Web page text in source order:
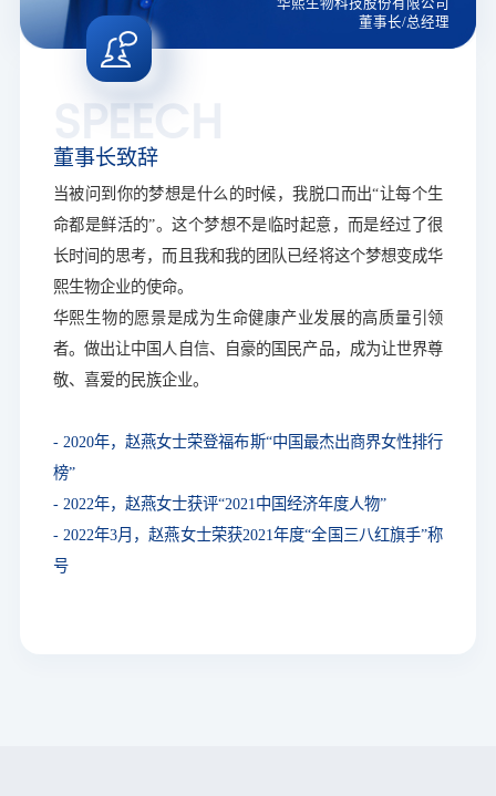
华熙生物科技股份有限公司
董事长/总经理
SPEECH
董事长致辞
当被问到你的梦想是什么的时候，我脱口而出“让每个生
命都是鲜活的”。这个梦想不是临时起意，而是经过了很
长时间的思考，而且我和我的团队已经将这个梦想变成华
熙生物企业的使命。
华熙生物的愿景是成为生命健康产业发展的高质量引领
者。做出让中国人自信、自豪的国民产品，成为让世界尊
敬、喜爱的民族企业。
- 2020年，赵燕女士荣登福布斯“中国最杰出商界女性排行
榜”
- 2022年，赵燕女士获评“2021中国经济年度人物”
- 2022年3月，赵燕女士荣获2021年度“全国三八红旗手”称
号